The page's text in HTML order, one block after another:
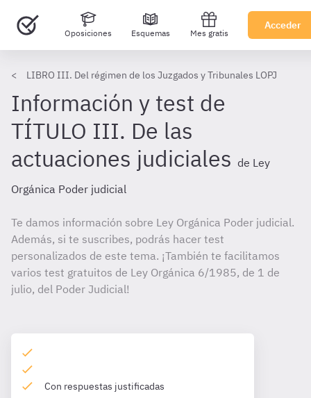
Oposiciones Esquemas Mes gratis
Acceder
LIBRO III. Del régimen de los Juzgados y Tribunales LOPJ
Información y test de
TÍTULO III. De las
actuaciones judiciales de Ley
Orgánica Poder judicial
Te damos información sobre Ley Orgánica Poder judicial.
Además, si te suscribes, podrás hacer test
personalizados de este tema. ¡También te facilitamos
varios test gratuitos de Ley Orgánica 6/1985, de 1 de
julio, del Poder Judicial!
Con respuestas justificadas